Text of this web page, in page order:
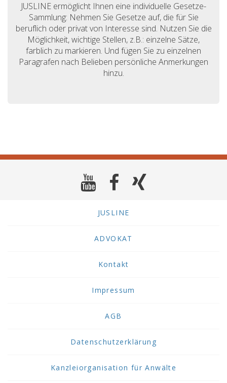
JUSLINE ermöglicht Ihnen eine individuelle Gesetze-
Sammlung: Nehmen Sie Gesetze auf, die für Sie
beruflich oder privat von Interesse sind. Nutzen Sie die
Möglichkeit, wichtige Stellen, z.B.: einzelne Sätze,
farblich zu markieren. Und fügen Sie zu einzelnen
Paragrafen nach Belieben persönliche Anmerkungen
hinzu.
JUSLINE
ADVOKAT
Kontakt
Impressum
AGB
Datenschutzerklärung
Kanzleiorganisation für Anwälte